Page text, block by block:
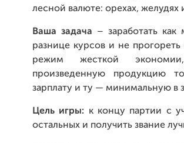
лесной валюте: орехах, желудях
Ваша задача – заработать
разнице курсов и не
режим жесткой
произведенную продукцию
зарплату и ту — минимальную в
Цель игры: к концу партии с
остальных и получить звание